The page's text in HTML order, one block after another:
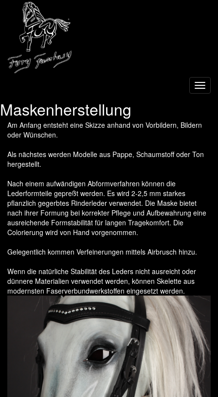
Maskenherstellung
Am Anfang entsteht eine Skizze anhand von Vorbildern, Bildern
oder Wünschen.
Als nächstes werden Modelle aus Pappe, Schaumstoff oder Ton
hergestellt.
Nach einem aufwändigen Abformverfahren können die
Lederformteile gepreßt werden. Es wird 2-2,5 mm starkes
pflanzlich gegerbtes Rinderleder verwendet. Die Maske bietet
nach ihrer Formung bei korrekter Pflege und Aufbewahrung eine
ausreichende Formstabilität für langen Tragekomfort. Die
Colorierung wird von Hand vorgenommen.
Gelegentlich kommen Verfeinerungen mittels Airbrusch hinzu.
Wenn die natürliche Stabilität des Leders nicht ausreicht oder
dünnere Materialien verwendet werden, können Skelette aus
modernsten Faserverbundwerkstoffen eingesetzt werden.